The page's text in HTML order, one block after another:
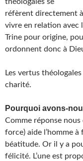
théologales se
réfèrent directement
vivre en relation avec
Trine pour origine,
ordonnent donc à
Les vertus
charité.
Pourquoi avons-
Comme réponse
force) aide l’homme
béatitude. Or il y a
félicité. L’une est